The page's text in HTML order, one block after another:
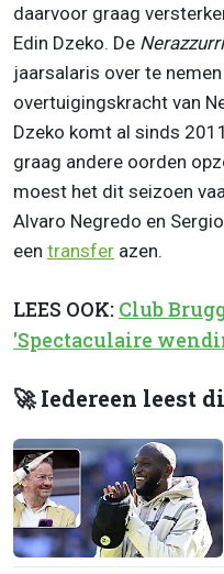
daarvoor graag
Edin Dzeko. De Nerazzurri
jaarsalaris over te
overtuigingskracht van
Dzeko komt al sinds
graag andere oorden
moest het dit seizoen
Alvaro Negredo en
een transfer azen.
LEES OOK: Club
'Spectaculaire
🚀 Iedereen leest